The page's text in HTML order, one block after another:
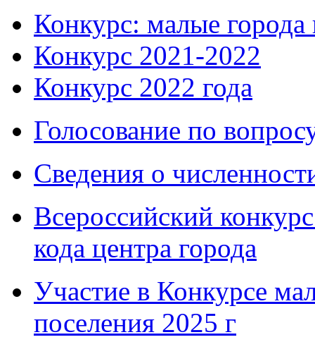
Конкурс: малые города
Конкурс 2021-2022
Конкурс 2022 года
Голосование по
Сведения о
Всероссийский
кода центра города
Участие в Конкурсе
поселения 2025 г